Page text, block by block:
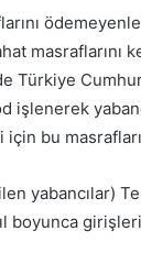
masraflarını
Türkiye
işlenerek
bu
yabancılar)
boyunca